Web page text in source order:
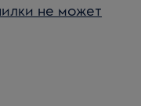
не может